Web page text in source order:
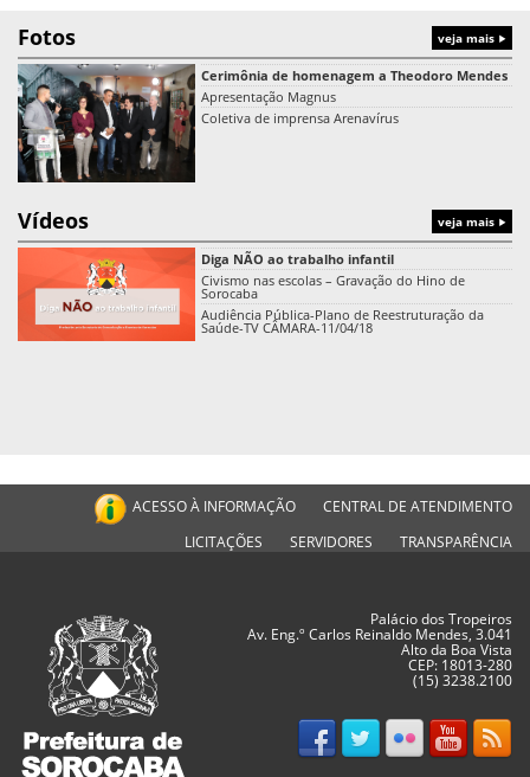
Fotos veja mais
Cerimônia de homenagem a Theodoro Mendes
Apresentação Magnus
Coletiva de imprensa Arenavírus
Vídeos veja mais
Diga NÃO ao trabalho infantil
Civismo nas escolas – Gravação do Hino de
Sorocaba
Audiência Pública-Plano de Reestruturação da
Saúde-TV CÂMARA-11/04/18
ACESSO À INFORMAÇÃO
CENTRAL DE ATENDIMENTO
LICITAÇÕES
SERVIDORES TRANSPARÊNCIA
Palácio dos Tropeiros
Av. Eng.º Carlos Reinaldo Mendes, 3.041
Alto da Boa Vista
CEP: 18013-280
(15) 3238.2100